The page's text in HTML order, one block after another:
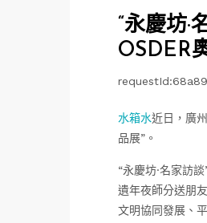
“永慶坊·
OSDER
水箱水近日，廣
品展”。
“永慶坊·名家訪
遺年夜師分送朋
文明協同發展、